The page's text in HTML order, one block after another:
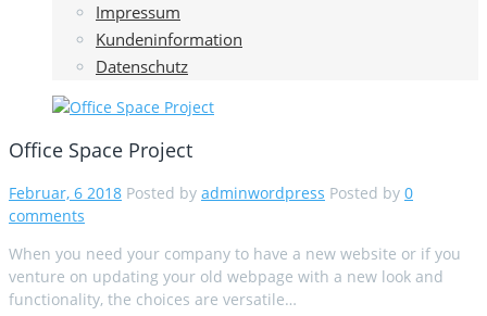
Impressum
Kundeninformation
Datenschutz
Office Space Project
Februar, 6 2018 Posted by adminwordpress Posted by 0
comments
When you need your company to have a new website or if you
venture on updating your old webpage with a new look and
functionality, the choices are versatile…